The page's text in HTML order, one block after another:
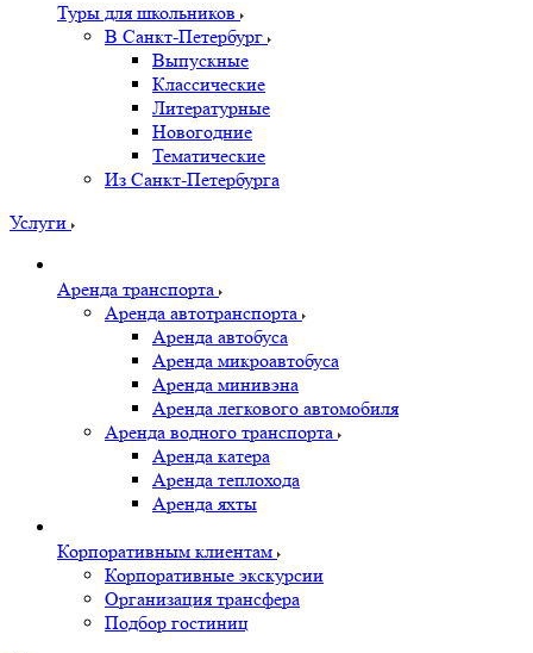
Туры для школьников
В Санкт-Петербург
Выпускные
Классические
Литературные
Новогодние
Тематические
Из Санкт-Петербурга
Услуги
Аренда транспорта
Аренда автотранспорта
Аренда автобуса
Аренда микроавтобуса
Аренда минивэна
Аренда легкового автомобиля
Аренда водного транспорта
Аренда катера
Аренда теплохода
Аренда яхты
Корпоративным клиентам
Корпоративные экскурсии
Организация трансфера
Подбор гостиниц